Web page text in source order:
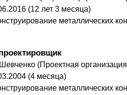
(12 лет 3 месяца)
(Проектная
(4 месяца)